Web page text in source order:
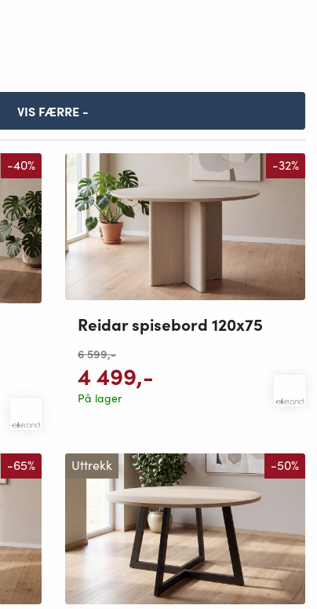
VIS FÆRRE -
-40% -32%
Reidar spisebord 120x75
6 599,-
4 499,-
På lager
-65% Uttrekk -50%